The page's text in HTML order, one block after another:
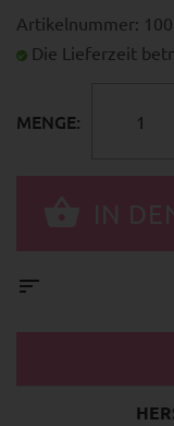
Artikelnummer:
Die Lieferzeit
MENGE: